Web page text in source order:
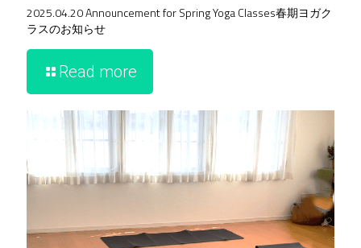
2025.04.20 Announcement for Spring Yoga Classes春期ヨガク
ラスのお知らせ
Read more